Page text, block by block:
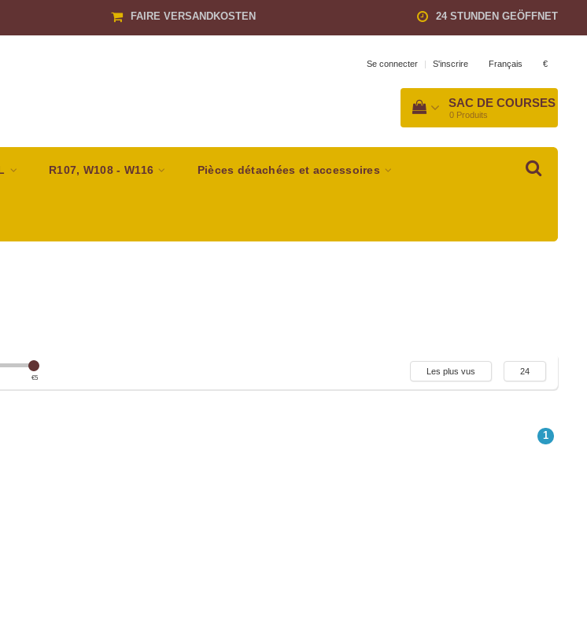
FAIRE VERSANDKOSTEN 24 STUNDEN GEÖFFNET
Se connecter | S'inscrire Français €
SAC DE COURSES
0 Produits
R107, W108 - W116 Pièces détachées et accessoires
€5
Les plus vus 24
1